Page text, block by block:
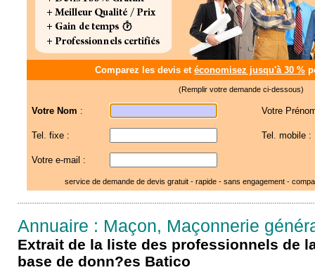
Comparez les devis et économisez jusqu'à 30 %
(Remplir votre demande ci-dessous)
Votre Nom : Votre
Tel. fixe : Tel. mobile :
Votre e-mail :
service de demande de devis gratuit - rapide - sans engagement -
Annuaire : Maçon, Maçonnerie
Extrait de la liste des professionnels de
base de donn?es Batico